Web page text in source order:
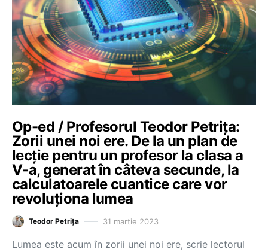
Op-ed / Profesorul Teodor Petrița:
Zorii unei noi ere. De la un plan de
lecție pentru un profesor la clasa a
V-a, generat în câteva secunde, la
calculatoarele cuantice care vor
revoluționa lumea
Teodor Petrița 31 martie 2023
Lumea este acum în zorii unei noi ere, scrie lectorul